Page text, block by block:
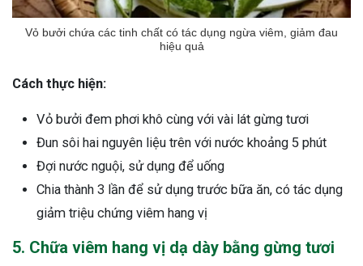
Vỏ bưởi chứa các tinh chất có tác dụng ngừa viêm, giảm đau
hiệu quả
Cách thực hiện:
Vỏ bưởi đem phơi khô cùng với vài lát gừng tươi
Đun sôi hai nguyên liệu trên với nước khoảng 5 phút
Đợi nước nguội, sử dụng để uống
Chia thành 3 lần để sử dụng trước bữa ăn, có tác dụng
giảm triệu chứng viêm hang vị
5. Chữa viêm hang vị dạ dày bằng gừng tươi